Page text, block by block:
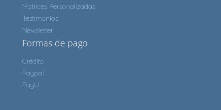
Matrices Personalizadas
Testimonios
Newsletter
Formas de pago
Crédito
Paypal
PayU